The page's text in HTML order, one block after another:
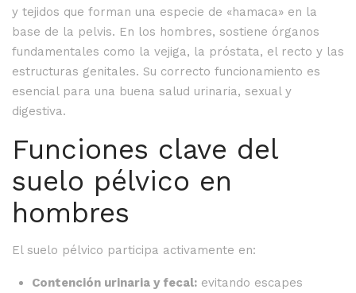
y tejidos que forman una especie de «hamaca» en la
base de la pelvis. En los hombres, sostiene órganos
fundamentales como la vejiga, la próstata, el recto y las
estructuras genitales. Su correcto funcionamiento es
esencial para una buena salud urinaria, sexual y
digestiva.
Funciones clave del
suelo pélvico en
hombres
El suelo pélvico participa activamente en:
Contención urinaria y fecal: evitando escapes